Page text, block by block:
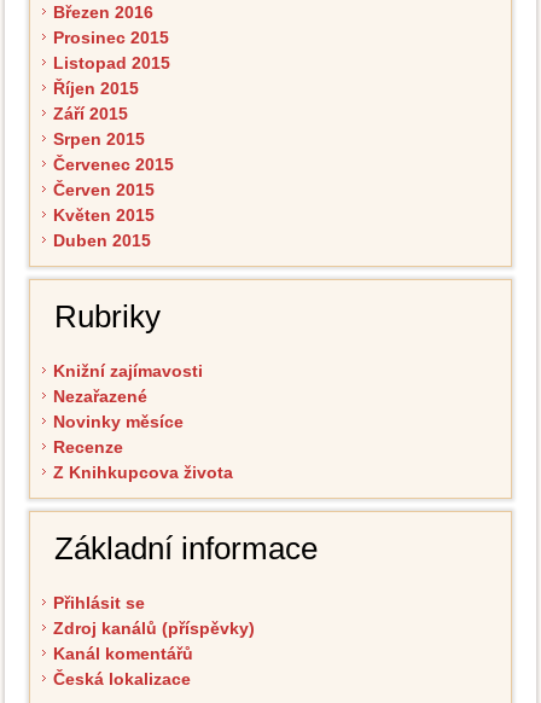
Březen 2016
Prosinec 2015
Listopad 2015
Říjen 2015
Září 2015
Srpen 2015
Červenec 2015
Červen 2015
Květen 2015
Duben 2015
Rubriky
Knižní zajímavosti
Nezařazené
Novinky měsíce
Recenze
Z Knihkupcova života
Základní informace
Přihlásit se
Zdroj kanálů (příspěvky)
Kanál komentářů
Česká lokalizace